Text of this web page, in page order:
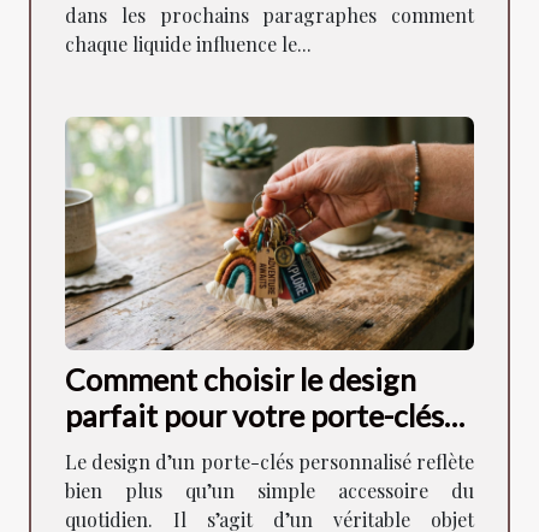
dans les prochains paragraphes comment
chaque liquide influence le...
Comment choisir le design
parfait pour votre porte-clés
personnalisé ?
Le design d’un porte-clés personnalisé reflète
bien plus qu’un simple accessoire du
quotidien. Il s’agit d’un véritable objet